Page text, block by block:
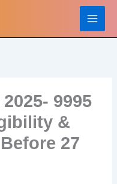
9995
&
27